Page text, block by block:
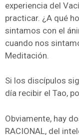
experiencia del
practicar. ¿A qué
sintamos con el
cuando nos
Meditación.
Si los discípulos
día recibir el Tao,
Obviamente, hay
RACIONAL, del